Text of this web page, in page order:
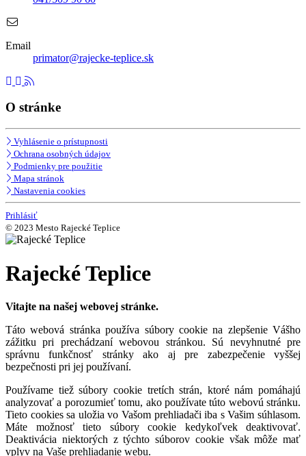
Email
primator@rajecke-teplice.sk
O stránke
Vyhlásenie o prístupnosti
Ochrana osobných údajov
Podmienky pre použitie
Mapa stránok
Nastavenia cookies
Prihlásiť
© 2023 Mesto Rajecké Teplice
Rajecké Teplice
Vitajte na našej webovej stránke.
Táto webová stránka používa súbory cookie na zlepšenie Vášho
zážitku pri prechádzaní webovou stránkou. Sú nevyhnutné pre
správnu funkčnosť stránky ako aj pre zabezpečenie vyššej
bezpečnosti pri jej používaní.
Používame tiež súbory cookie tretích strán, ktoré nám pomáhajú
analyzovať a porozumieť tomu, ako používate túto webovú stránku.
Tieto cookies sa uložia vo Vašom prehliadači iba s Vašim súhlasom.
Máte možnosť tieto súbory cookie kedykoľvek deaktivovať.
Deaktivácia niektorých z týchto súborov cookie však môže mať
vplyv na Vaše prehliadanie webu.